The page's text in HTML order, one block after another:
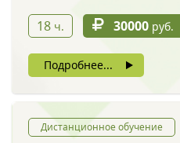
18 ч. 30000 руб.
Подробнее...
Дистанционное обучение